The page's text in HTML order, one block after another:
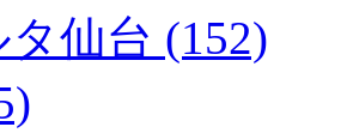
仙台 (152)